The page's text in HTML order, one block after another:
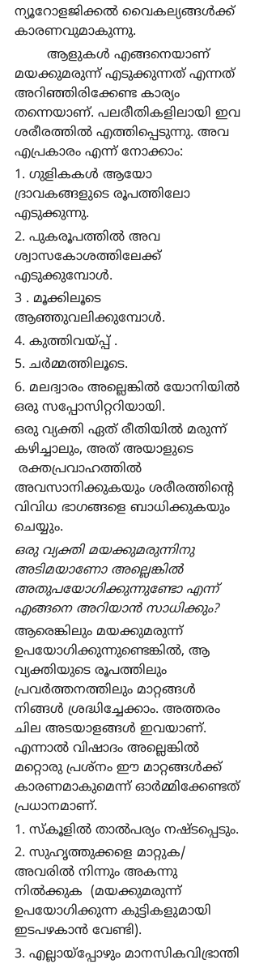
ന്യൂറോളജിക്കല്‍ വൈകല്യങ്ങള്‍ക്ക്
കാരണവുമാകുന്നു.
മയക്കുമരുന്ന് എടുക്കുന്നത് എന്നത്
അറിഞ്ഞിരിക്കേണ്ട കാര്യം
തന്നെയാണ്. പലരീതികളിലായി ഇവ
ശരീരത്തില്‍ എത്തിപ്പെടുന്നു. അവ
എപ്രകാരം എന്ന് നോക്കാം:
1. ഗുളികകള്‍ ആയോ
ദ്രാവകങ്ങളുടെ രൂപത്തിലോ
എടുക്കുന്നു.
2. പുകരൂപത്തില്‍ അവ
ശ്വാസകോശത്തിലേക്ക്
എടുക്കുമ്പോള്‍.
3 . മൂക്കിലൂടെ
ആഞ്ഞുവലിക്കുമ്പോള്‍.
4. കുത്തിവയ്പ്പ് .
5. ചര്‍മ്മത്തിലൂടെ.
6. മലദ്വാരം അല്ലെങ്കില്‍ യോനിയില്‍
ഒരു സപ്പോസിറ്ററിയായി.
ഒരു വ്യക്തി ഏത് രീതിയില്‍ മരുന്ന്
കഴിച്ചാലും, അത് അയാളുടെ
രക്തപ്രവാഹത്തില്‍
അവസാനിക്കുകയും ശരീരത്തിന്‍റെ
വിവിധ ഭാഗങ്ങളെ ബാധിക്കുകയും
ചെയ്യും.
ഒരു വ്യക്തി മയക്കുമരുന്നിനു
അടിമയാണോ അല്ലെങ്കില്‍
അതുപയോഗിക്കുന്നുണ്ടോ എന്ന്
എങ്ങനെ അറിയാന്‍ സാധിക്കും?
ആരെങ്കിലും മയക്കുമരുന്ന്
ഉപയോഗിക്കുന്നുണ്ടെങ്കില്‍, ആ
വ്യക്തിയുടെ രൂപത്തിലും
പ്രവര്‍ത്തനത്തിലും മാറ്റങ്ങള്‍
നിങ്ങള്‍ ശ്രദ്ധിച്ചേക്കാം. അത്തരം
ചില അടയാളങ്ങള്‍ ഇവയാണ്.
എന്നാല്‍ വിഷാദം അല്ലെങ്കില്‍
മറ്റൊരു പ്രശ്നം ഈ മാറ്റങ്ങള്‍ക്ക്
കാരണമാകുമെന്ന് ഓര്‍മ്മിക്കേണ്ടത്
പ്രധാനമാണ്.
1. സ്കൂളില്‍ താല്‍പര്യം നഷ്ടപ്പെടും.
2. സുഹൃത്തുക്കളെ മാറ്റുക/
അവരില്‍ നിന്നും അകന്നു
നില്‍ക്കുക  (മയക്കുമരുന്ന്
ഉപയോഗിക്കുന്ന കുട്ടികളുമായി
ഇടപഴകാന്‍ വേണ്ടി).
3. എല്ലായ്പ്പോഴും മാനസികവിഭ്രാന്തി